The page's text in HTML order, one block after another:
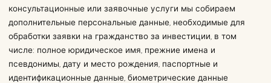
консультационные или заявочные услуги мы собираем
дополнительные персональные данные, необходимые для
обработки заявки на гражданство за инвестиции, в том
числе: полное юридическое имя, прежние имена и
псевдонимы, дату и место рождения, паспортные и
идентификационные данные, биометрические данные